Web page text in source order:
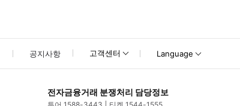
공지사항 고객센터 Language
전자금융거래 분쟁처리 담당정보